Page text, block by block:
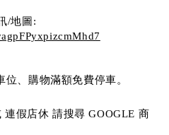
/地圖:
位、購物滿額免費停車。
假店休 請搜尋 GOOGLE 商